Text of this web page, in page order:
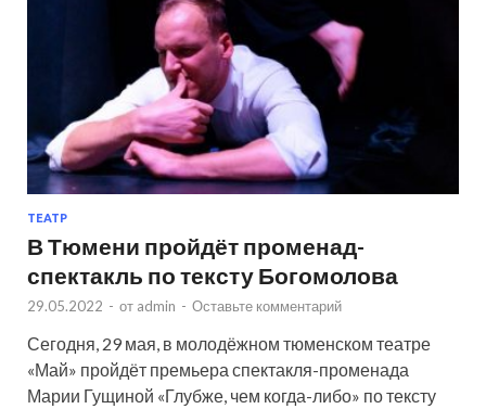
ТЕАТР
В Тюмени пройдёт променад-
спектакль по тексту Богомолова
29.05.2022 - от admin - Оставьте комментарий
Сегодня, 29 мая, в молодёжном тюменском театре
«Май» пройдёт премьера спектакля-променада
Марии Гущиной «Глубже, чем когда-либо» по тексту